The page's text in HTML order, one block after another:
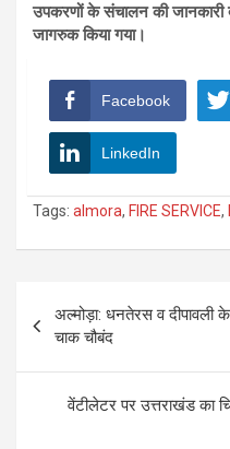
उपकरणों के संचालन की जानकारी
जागरुक किया गया।
Facebook
LinkedIn
Tags: almora, FIRE SERVICE,
navigation
अल्मोड़ा: धनतेरस व दीपावली
चाक चौबंद
वेंटीलेटर पर उत्तराखंड का